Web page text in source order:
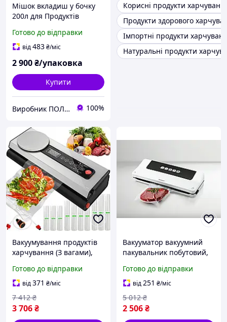
Мішок вкладиш у бочку
200л для Продуктів
100мкм 20шт
Готово до відправки
від483₴/міс
2 900₴/упаковка
Купити
Виробник ПОЛІМЕР ПОСТАВКА 100%
Корисні продукти
Продукти здорового
Імпортні продукти
Натуральні продукти
Вакуумування продуктів
харчування (З вагами),
Готово до відправки
від371 ₴/міс
3 706₴
7 412 ₴
Вакууматор вакуумний
пакувальник побутовий,
харчування (125Вт,
+Рулон плівки,
Німеччина), OLN
Готово до відправки
від251 ₴/міс
2 506₴
5 012 ₴